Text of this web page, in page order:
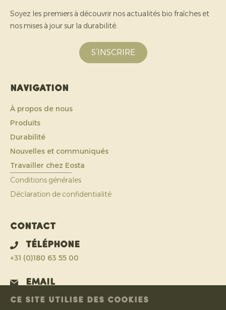
CE SITE UTILISE DES COOKIES
Soyez les premiers à découvrir nos actualités bio fraîches et
nos mises à jour sur la durabilité.
S’INSCRIRE
Navigation
À propos de nous
Produits
Durabilité
Nouvelles et communiqués
Travailler chez Eosta
Conditions générales
Déclaration de confidentialité
Contact
Téléphone
+31 (0)180 63 55 00
Email
info@eosta.com